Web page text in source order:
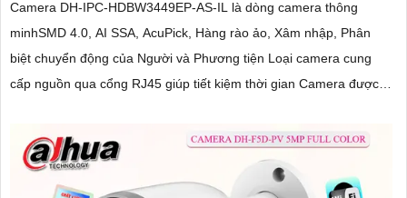
Camera DH-IPC-HDBW3449EP-AS-IL là dòng camera thông
minhSMD 4.0, AI SSA, AcuPick, Hàng rào ảo, Xâm nhập, Phân
biệt chuyển động của Người và Phương tiện Loại camera cung
cấp nguồn qua cổng RJ45 giúp tiết kiệm thời gian Camera được